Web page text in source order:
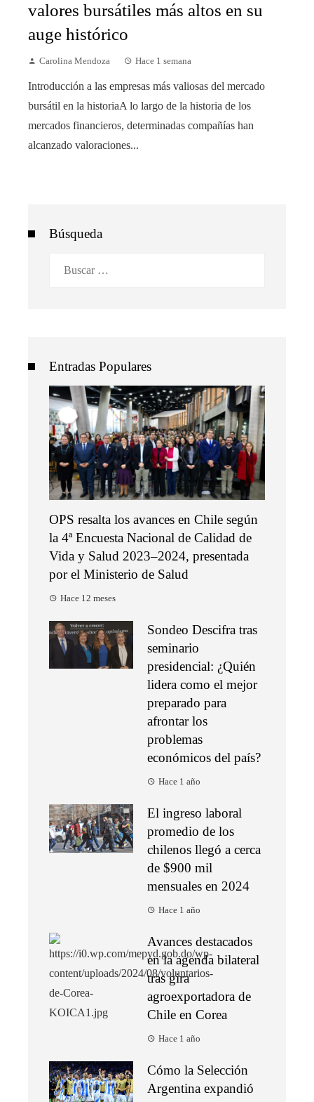
valores bursátiles más altos en su
auge histórico
Carolina Mendoza Hace 1 semana
Introducción a las empresas más valiosas del mercado
bursátil en la historiaA lo largo de la historia de los
mercados financieros, determinadas compañías han
alcanzado valoraciones...
Búsqueda
Entradas Populares
OPS resalta los avances en Chile según
la 4ª Encuesta Nacional de Calidad de
Vida y Salud 2023–2024, presentada
por el Ministerio de Salud
Hace 12 meses
Sondeo Descifra tras
seminario
presidencial: ¿Quién
lidera como el mejor
preparado para
afrontar los
problemas
económicos del país?
Hace 1 año
El ingreso laboral
promedio de los
chilenos llegó a cerca
de $900 mil
mensuales en 2024
Hace 1 año
Avances destacados
en la agenda bilateral
tras gira
agroexportadora de
Chile en Corea
Hace 1 año
Cómo la Selección
Argentina expandió